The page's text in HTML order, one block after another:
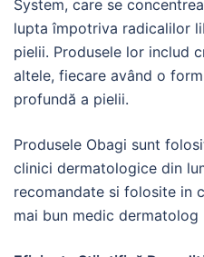
System, care se
lupta împotriva radicalilor
pielii. Produsele lor includ
altele, fiecare având o
profundă a pielii.
Produsele Obagi sunt
clinici dermatologice din
recomandate si folosite in
mai bun medic dermatolog